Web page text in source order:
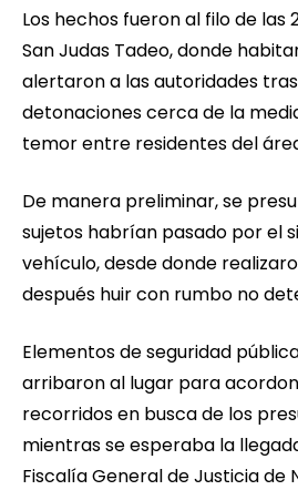
Los hechos fueron al filo de las
San Judas Tadeo, donde
alertaron a las autoridades
detonaciones cerca de la
temor entre residentes del
De manera preliminar, se
sujetos habrían pasado por el
vehículo, desde donde
después huir con rumbo no
Elementos de seguridad
arribaron al lugar para
recorridos en busca de los
mientras se esperaba la
Fiscalía General de Justicia de